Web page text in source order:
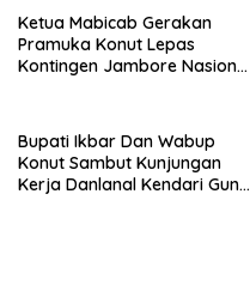
Ketua Mabicab Gerakan
Pramuka Konut Lepas
Kontingen Jambore Nasional
Bupati Ikbar Dan Wabup
Konut Sambut Kunjungan
Kerja Danlanal Kendari Guna